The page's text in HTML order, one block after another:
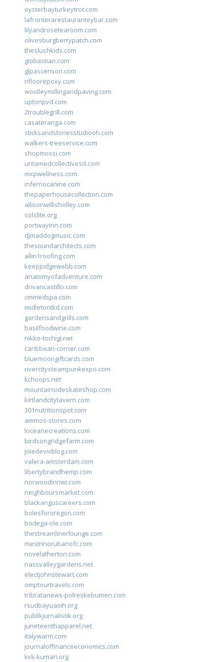
oysterbayturkeytrot.com
lafronterarestauranteybar.com
lilyandrosetearoom.com
olivesburgberrypatch.com
theslushkids.com
giobastian.com
glpascensori.com
rifloorepoxy.com
woolleymillingandpaving.com
uptonpvd.com
2troublegrill.com
casateranga.com
sticksandstonesstudiooh.com
walkers-treeservice.com
shopmossi.com
untamedcollectivesd.com
mxpwellness.com
infernocanine.com
thepaperhousecollection.com
allisonwillisholley.com
solslite.org
portwayinn.com
djmaddogmusic.com
thesoundarchitects.com
allin1roofing.com
keepjudgewebb.com
anatomyofadventure.com
drivancastillo.com
cmmedspa.com
midletontkd.com
gardensandgrills.com
basilfoodwine.com
nikko-tochigi.net
caribbean-corner.com
bluemoongiftcards.com
rivercitysteampunkexpo.com
kchoops.net
mountainsideskateshop.com
kirtlandcitytavern.com
301nutritionspot.com
ammos-stores.com
loceanecreations.com
birdsongridgefarm.com
joiedevivblog.com
valera-amsterdam.com
libertybrandhemp.com
norwoodinnwi.com
neighboursmarket.com
blackanguscareers.com
bolesfororegon.com
bodega-ole.com
thestreamlinerlounge.com
mestrinorubanofc.com
novelatherton.com
nassvalleygardens.net
electjohnstewart.com
omptourtravels.com
tribratanews-polreskebumen.com
rsudbayuasih.org
publikjurnalistik.org
juneteenthapparel.net
italywarm.com
journaloffinanceeconomics.com
kvk-kumari.org